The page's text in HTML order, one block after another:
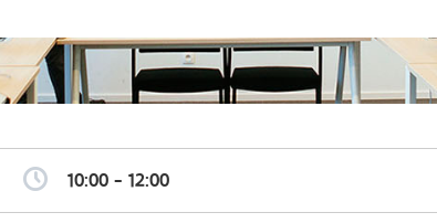
algemene
10:00 - 12:00